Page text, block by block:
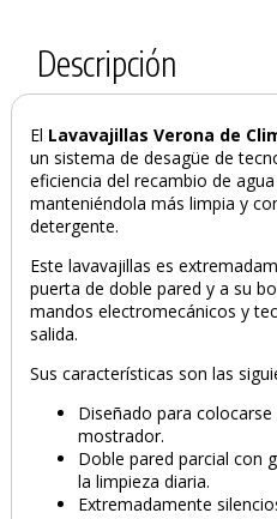
Descripción
El Lavavajillas Verona de
un sistema de desagüe de
eficiencia del recambio de
manteniéndola más limpia y
detergente.
Este lavavajillas es
puerta de doble pared y a su
mandos electromecánicos y
salida.
Sus características son las
Diseñado para
mostrador.
Doble pared parcial con
la limpieza diaria.
Extremadamente